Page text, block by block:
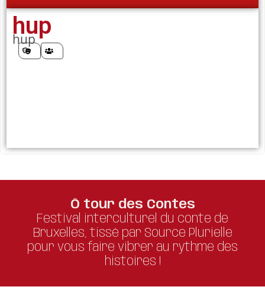
hup
hup
Ô tour des Contes
Festival interculturel du conte de
Bruxelles, tissé par Source Plurielle
pour vous faire vibrer au rythme des
histoires !